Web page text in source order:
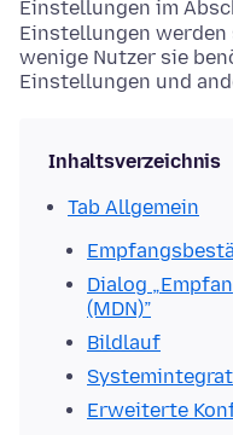
Einstellungen im
Einstellungen
wenige Nutzer sie
Einstellungen und
Inhaltsverzeichnis
Tab Allgemein
Dialog
(MDN)”
Bildlauf
Erweiterte